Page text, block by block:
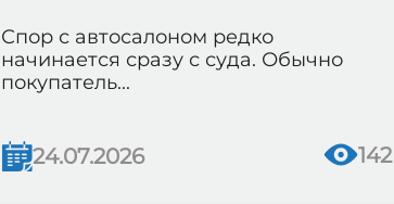
Спор с автосалоном редко
начинается сразу с суда. Обычно
покупатель...
24.07.2026 142